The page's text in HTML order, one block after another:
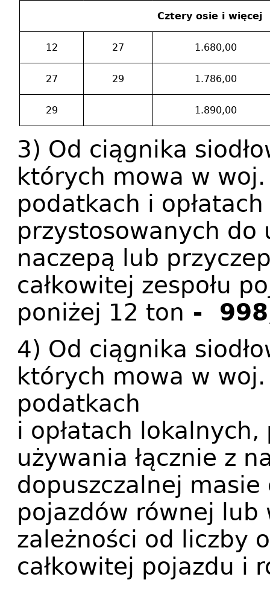
Cztery osie i więcej
12 27 1.680,00
27 29 1.786,00
29 1.890,00
3) Od ciągnika
których mowa w
podatkach i
przystosowanych do
naczepą lub
całkowitej zespołu
poniżej 12 ton -
4) Od ciągnika
których mowa w
podatkach
i opłatach
używania łącznie z
dopuszczalnej masie
pojazdów równej lub
zależności od liczby
całkowitej pojazdu